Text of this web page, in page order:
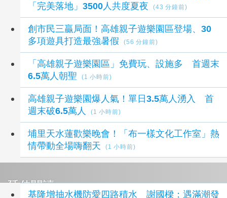
「完美落地」3500人共度夏夜
(43 分鐘前)
創市民三贏局面！高雄親子遊樂園區登場、30
多項遊具打造最強暑假
(56 分鐘前)
「高雄親子遊樂園區」免費玩、設施多 首週末
6.5萬人朝聖
(1 小時前)
高雄親子遊樂園爆人氣！單日3.5萬人湧入 首
週末破6.5萬人
(1 小時前)
埔里天水蓮歡樂晚會！「布一樣文化工作室」熱
情帶動全場嗨翻天
(1 小時前)
延伸閱讀
基隆增抽水機防愛四路積水 謝國樑：遇滿潮發